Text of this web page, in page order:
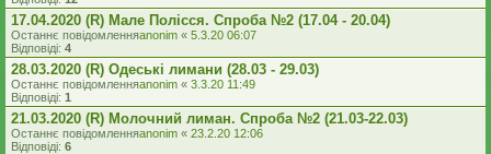
17.04.2020 (R) Мале Полісся. Спроба №2 (17.04 - 20.04)
Останнє повідомленняanonim « 5.3.20 06:07
Відповіді: 4
28.03.2020 (R) Одеські лимани (28.03 - 29.03)
Останнє повідомленняanonim « 3.3.20 11:49
Відповіді: 1
21.03.2020 (R) Молочний лиман. Спроба №2 (21.03-22.03)
Останнє повідомленняanonim « 23.2.20 12:06
Відповіді: 6